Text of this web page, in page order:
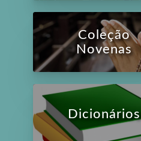
Coleção
Novenas
Dicionários